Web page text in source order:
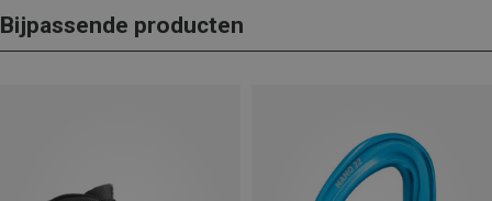
Bijpassende producten